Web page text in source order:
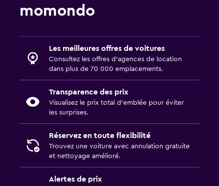
momondo
Les meilleures offres de voitures
Consultez les offres d’agences de location
dans plus de 70 000 emplacements.
Transparence des prix
Visualisez le prix total d’emblée pour éviter
les surprises.
Réservez en toute flexibilité
Trouvez une voiture avec annulation gratuite
et nettoyage amélioré.
Alertes de prix